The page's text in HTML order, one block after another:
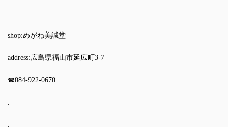
shop:めがね美誠堂
address:広島県福山市延広町3-7
☎︎084-922-0670